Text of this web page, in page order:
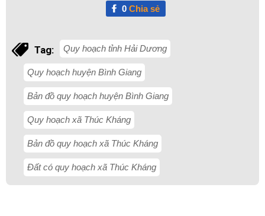
0Chia sẻ
Tag: Quy hoạch tỉnh Hải Dương
Quy hoạch huyện Bình Giang
Bản đồ quy hoạch huyện Bình Giang
Quy hoạch xã Thúc Kháng
Bản đồ quy hoạch xã Thúc Kháng
Đất có quy hoạch xã Thúc Kháng